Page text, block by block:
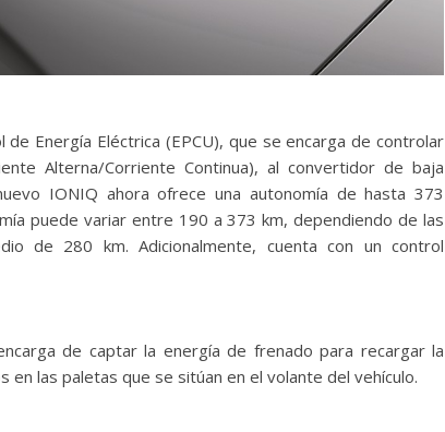
Energía Eléctrica (EPCU), que se encarga de controlar
Alterna/Corriente Continua), al convertidor de baja
IONIQ ahora ofrece una autonomía de hasta 373
puede variar entre 190 a 373 km, dependiendo de las
de 280 km. Adicionalmente, cuenta con un control
de captar la energía de frenado para recargar la
las paletas que se sitúan en el volante del vehículo.